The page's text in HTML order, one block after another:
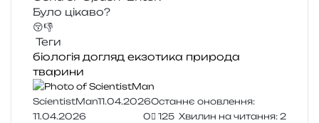
Було цікаво?
😚👎
Теги
біологія догляд екзотика природа
тварини
ScientistMan11.04.2026Останнє оновлення:
11.04.2026
0 125 Хвилин на читання: 2